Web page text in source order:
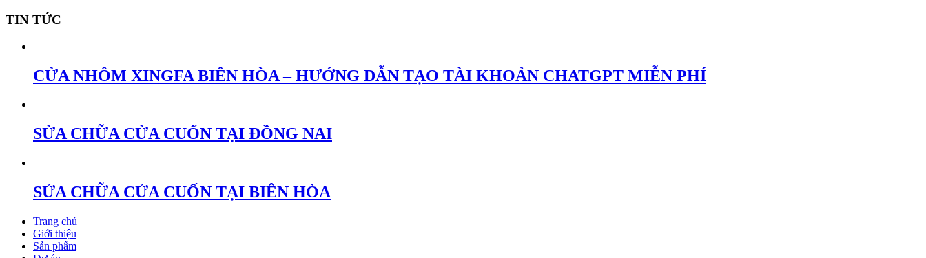
TIN TỨC
CỬA NHÔM XINGFA BIÊN HÒA – HƯỚNG DẪN TẠO TÀI KHOẢN CHATGPT MIỄN PHÍ
SỬA CHỮA CỬA CUỐN TẠI ĐỒNG NAI
SỬA CHỮA CỬA CUỐN TẠI BIÊN HÒA
Trang chủ
Giới thiệu
Sản phẩm